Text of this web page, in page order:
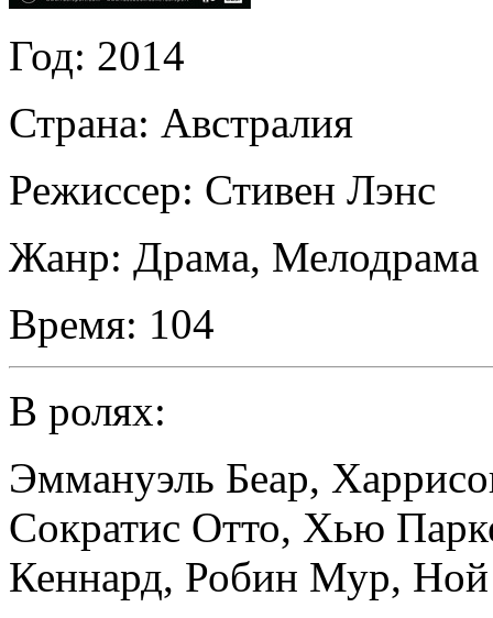
Год: 2014
Страна: Австралия
Режиссер: Стивен Лэнс
Жанр: Драма, Мелодрама
Время: 104
В ролях:
Эммануэль Беар,
Сократис Отто, Хью
Кеннард, Робин Мур,